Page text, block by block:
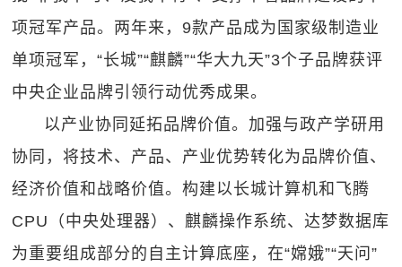
项冠军产品。两年来，9款产品成为国家级制造业
单项冠军，“长城”“麒麟”“华大九天”3个子品牌获评
中央企业品牌引领行动优秀成果。
以产业协同延拓品牌价值。加强与政产学研用
协同，将技术、产品、产业优势转化为品牌价值、
经济价值和战略价值。构建以长城计算机和飞腾
CPU（中央处理器）、麒麟操作系统、达梦数据库
为重要组成部分的自主计算底座，在“嫦娥”“天问”